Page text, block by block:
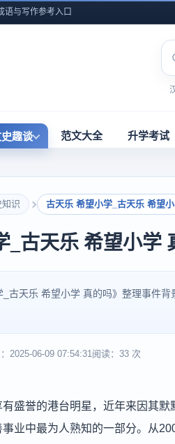
语与写作参考入口
趣谈 范文大全 升学考试
知识 古天乐 希望小学_古天乐 希望
_古天乐 希望小学
古天乐 希望小学 真的吗》整理事件
2025-06-09 07:54:31阅读：33 次
盛誉的港台明星，近年来因其
业中最为人熟知的一部分。从